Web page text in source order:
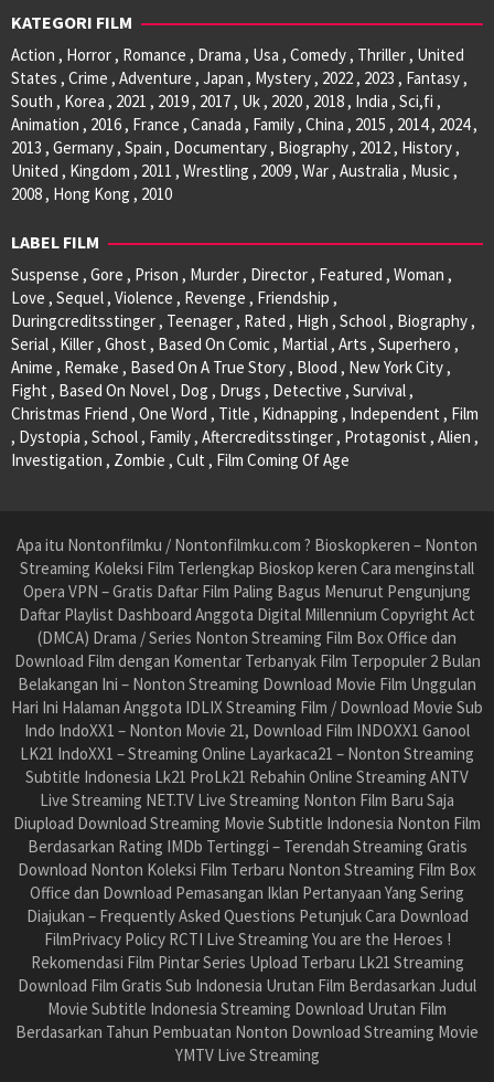
KATEGORI FILM
Action , Horror , Romance , Drama , Usa , Comedy , Thriller , United
States , Crime , Adventure , Japan , Mystery , 2022 , 2023 , Fantasy ,
South , Korea , 2021 , 2019 , 2017 , Uk , 2020 , 2018 , India , Sci,fi ,
Animation , 2016 , France , Canada , Family , China , 2015 , 2014 , 2024 ,
2013 , Germany , Spain , Documentary , Biography , 2012 , History ,
United , Kingdom , 2011 , Wrestling , 2009 , War , Australia , Music ,
2008 , Hong Kong , 2010
LABEL FILM
Suspense , Gore , Prison , Murder , Director , Featured , Woman ,
Love , Sequel , Violence , Revenge , Friendship ,
Duringcreditsstinger , Teenager , Rated , High , School , Biography ,
Serial , Killer , Ghost , Based On Comic , Martial , Arts , Superhero ,
Anime , Remake , Based On A True Story , Blood , New York City ,
Fight , Based On Novel , Dog , Drugs , Detective , Survival ,
Christmas Friend , One Word , Title , Kidnapping , Independent , Film
, Dystopia , School , Family , Aftercreditsstinger , Protagonist , Alien ,
Investigation , Zombie , Cult , Film Coming Of Age
Apa itu Nontonfilmku / Nontonfilmku.com ? Bioskopkeren – Nonton
Streaming Koleksi Film Terlengkap Bioskop keren Cara menginstall
Opera VPN – Gratis Daftar Film Paling Bagus Menurut Pengunjung
Daftar Playlist Dashboard Anggota Digital Millennium Copyright Act
(DMCA) Drama / Series Nonton Streaming Film Box Office dan
Download Film dengan Komentar Terbanyak Film Terpopuler 2 Bulan
Belakangan Ini – Nonton Streaming Download Movie Film Unggulan
Hari Ini Halaman Anggota IDLIX Streaming Film / Download Movie Sub
Indo IndoXX1 – Nonton Movie 21, Download Film INDOXX1 Ganool
LK21 IndoXX1 – Streaming Online Layarkaca21 – Nonton Streaming
Subtitle Indonesia Lk21 ProLk21 Rebahin Online Streaming ANTV
Live Streaming NET.TV Live Streaming Nonton Film Baru Saja
Diupload Download Streaming Movie Subtitle Indonesia Nonton Film
Berdasarkan Rating IMDb Tertinggi – Terendah Streaming Gratis
Download Nonton Koleksi Film Terbaru Nonton Streaming Film Box
Office dan Download Pemasangan Iklan Pertanyaan Yang Sering
Diajukan – Frequently Asked Questions Petunjuk Cara Download
FilmPrivacy Policy RCTI Live Streaming You are the Heroes !
Rekomendasi Film Pintar Series Upload Terbaru Lk21 Streaming
Download Film Gratis Sub Indonesia Urutan Film Berdasarkan Judul
Movie Subtitle Indonesia Streaming Download Urutan Film
Berdasarkan Tahun Pembuatan Nonton Download Streaming Movie
YMTV Live Streaming